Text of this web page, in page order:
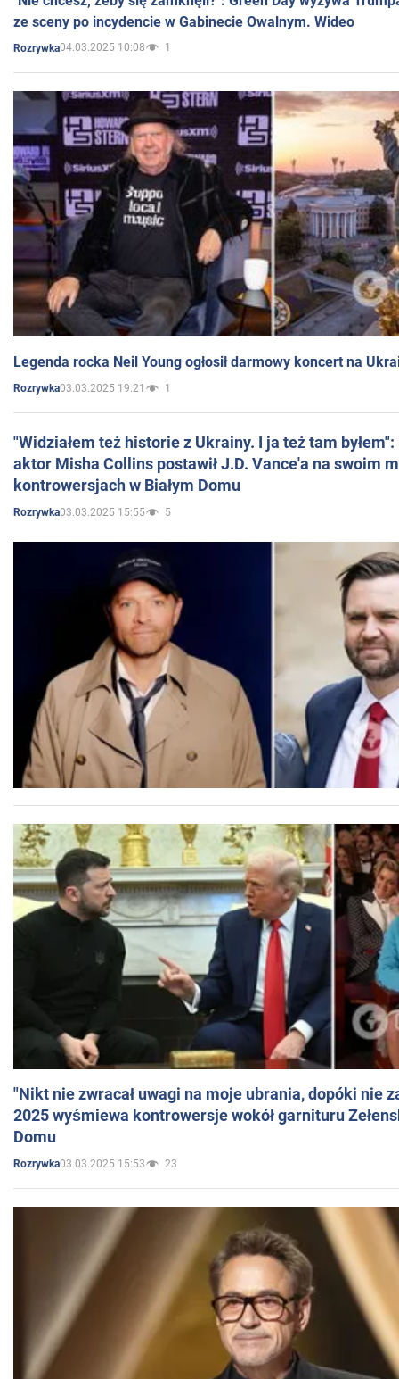
ze sceny po incydencie w Gabinecie Owalnym. Wideo
Rozrywka04.03.2025 10:08 1
Legenda rocka Neil Young ogłosił darmowy koncert na
Rozrywka03.03.2025 19:21 1
"Widziałem też historie z Ukrainy. I ja też tam
aktor Misha Collins postawił J.D. Vance'a na swoim
kontrowersjach w Białym Domu
Rozrywka03.03.2025 15:55 5
"Nikt nie zwracał uwagi na moje ubrania, dopóki nie
2025 wyśmiewa kontrowersje wokół garnituru
Domu
Rozrywka03.03.2025 15:53 23